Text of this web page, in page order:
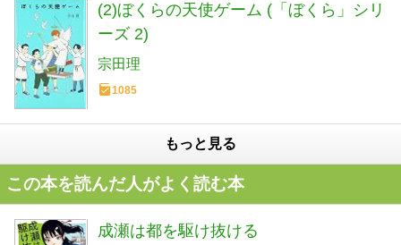
(2)ぼくらの天使ゲーム (「ぼくら」シリ
ーズ 2)
宗田理
1085
もっと見る
この本を読んだ人がよく読む本
成瀬は都を駆け抜ける